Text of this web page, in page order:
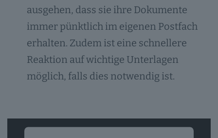
ausgehen, dass sie ihre Dokumente
immer pünktlich im eigenen Postfach
erhalten. Zudem ist eine schnellere
Reaktion auf wichtige Unterlagen
möglich, falls dies notwendig ist.